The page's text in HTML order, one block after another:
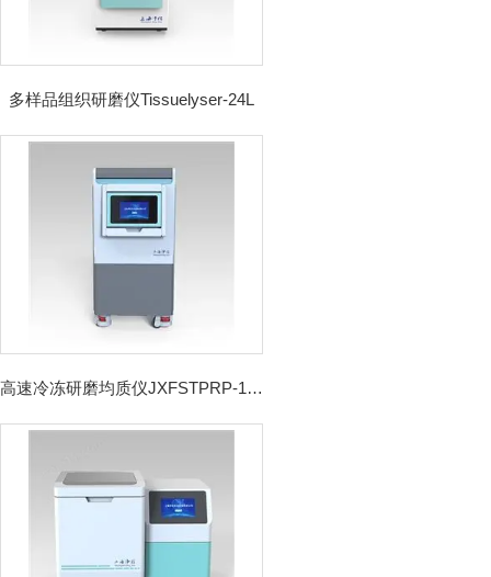
多样品组织研磨仪Tissuelyser-24L
高速冷冻研磨均质仪JXFSTPRP-192CL